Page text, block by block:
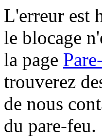
L'erreur est
le blocage
la page
trouverez
de nous
du pare-feu.